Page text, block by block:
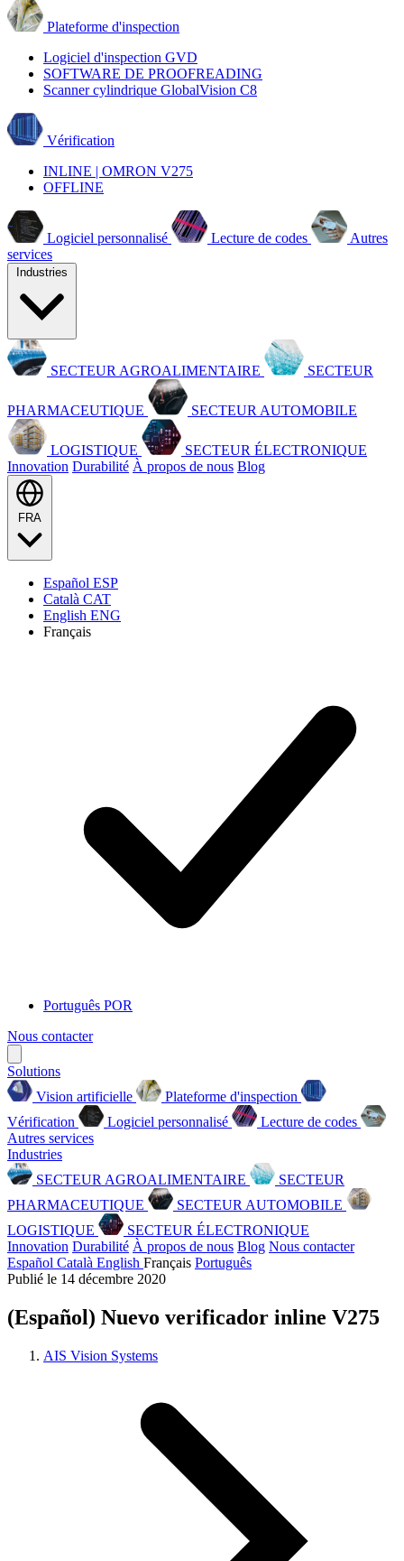
Plateforme d'inspection
Logiciel d'inspection GVD
SOFTWARE DE PROOFREADING
Scanner cylindrique GlobalVision C8
Vérification
INLINE | OMRON V275
OFFLINE
Logiciel personnalisé Lecture de codes
Autres
services
SECTEUR AGROALIMENTAIRE SECTEUR
PHARMACEUTIQUE SECTEUR AUTOMOBILE
LOGISTIQUE
SECTEUR ÉLECTRONIQUE
Innovation Durabilité À propos de nous Blog
Español ESP
Català CAT
English ENG
Français
Português POR
Nous contacter
Solutions
Vision artificielle
Plateforme d'inspection
Vérification
Logiciel personnalisé
Lecture de codes
Autres services
Industries
SECTEUR AGROALIMENTAIRE
SECTEUR
PHARMACEUTIQUE
SECTEUR AUTOMOBILE
LOGISTIQUE
SECTEUR ÉLECTRONIQUE
Innovation Durabilité À propos de nous Blog Nous contacter
Español Català English Français Português
Publié le 14 décembre 2020
(Español) Nuevo verificador inline V275
AIS Vision Systems